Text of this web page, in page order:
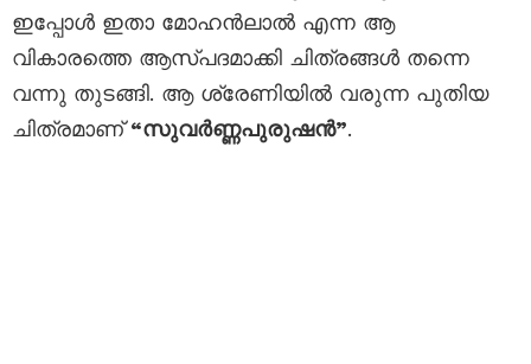
ഇപ്പോൾ ഇതാ മോഹൻലാൽ എന്ന ആ
വികാരത്തെ ആസ്പദമാക്കി ചിത്രങ്ങൾ തന്നെ
വന്നു തുടങ്ങി. ആ ശ്രേണിയിൽ വരുന്ന പുതിയ
ചിത്രമാണ്“സുവർണ്ണപുരുഷൻ”.